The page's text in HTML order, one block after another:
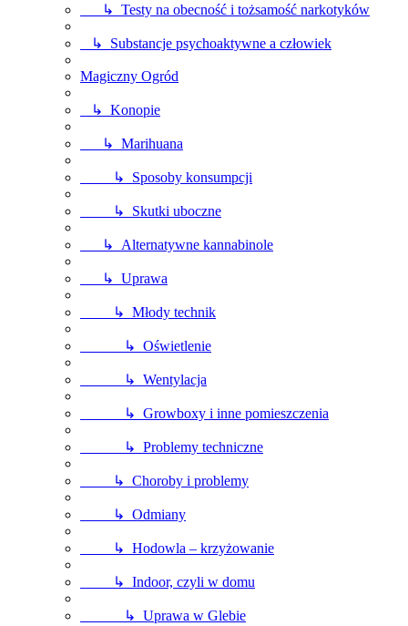
↳ Testy na obecność i tożsamość narkotyków
↳ Substancje psychoaktywne a człowiek
Magiczny Ogród
↳ Konopie
↳ Marihuana
↳ Sposoby konsumpcji
↳ Skutki uboczne
↳ Alternatywne kannabinole
↳ Uprawa
↳ Młody technik
↳ Oświetlenie
↳ Wentylacja
↳ Growboxy i inne pomieszczenia
↳ Problemy techniczne
↳ Choroby i problemy
↳ Odmiany
↳ Hodowla – krzyżowanie
↳ Indoor, czyli w domu
↳ Uprawa w Glebie